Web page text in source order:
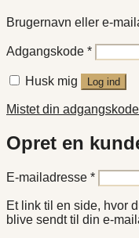
Brugernavn eller e-
Adgangskode *
Husk mig Log ind
Mistet din
Opret en
E-mailadresse *
Et link til en side, hvor
blive sendt til din e-